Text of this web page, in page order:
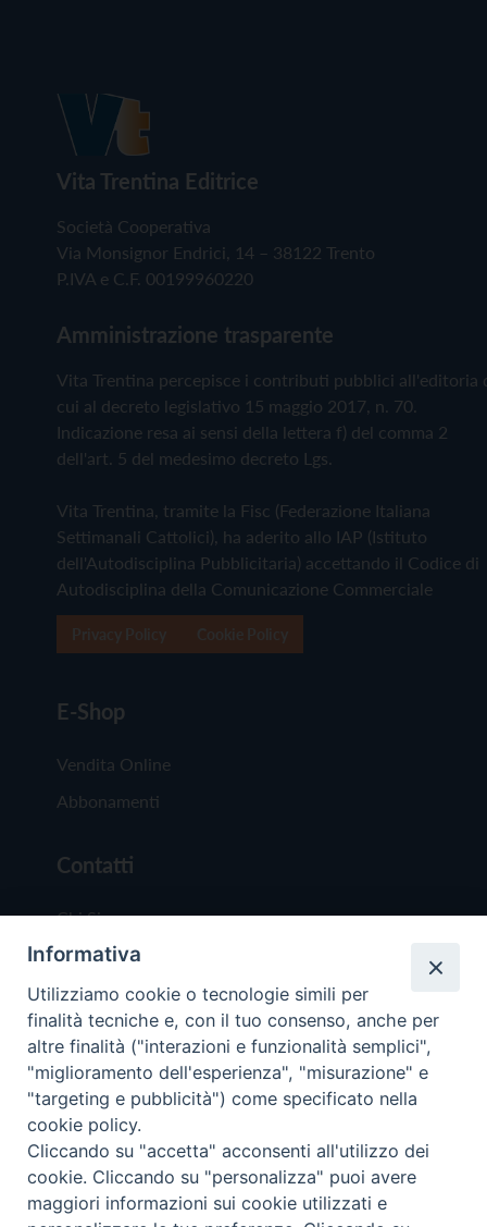
Vita Trentina Editrice
Società Cooperativa
Via Monsignor Endrici, 14 – 38122 Trento
P.IVA e C.F. 00199960220
Amministrazione trasparente
Vita Trentina percepisce i contributi pubblici all'editoria
cui al decreto legislativo 15 maggio 2017, n. 70.
Indicazione resa ai sensi della lettera f) del comma 2
dell'art. 5 del medesimo decreto Lgs.
Vita Trentina, tramite la Fisc (Federazione Italiana
Settimanali Cattolici), ha aderito allo IAP (Istituto
dell'Autodisciplina Pubblicitaria) accettando il Codice di
Autodisciplina della Comunicazione Commerciale
E-Shop
Vendita Online
Abbonamenti
Contatti
Chi Siamo
Redazione
Scrivici
Copyright © 2019 - Tutti i diritti riservati - Vita
Trentina Editrice
Privacy Policy
Informativa
Utilizziamo cookie o tecnologie simili per
finalità tecniche e, con il tuo consenso, anche per
altre finalità ("interazioni e funzionalità semplici",
"miglioramento dell'esperienza", "misurazione" e
"targeting e pubblicità") come specificato nella
cookie policy.
Cliccando su "accetta" acconsenti all'utilizzo dei
cookie. Cliccando su "personalizza" puoi avere
maggiori informazioni sui cookie utilizzati e